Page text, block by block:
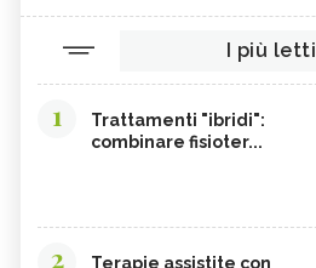
I più letti
1
Trattamenti "ibridi":
combinare fisioter...
2
Terapie assistite con